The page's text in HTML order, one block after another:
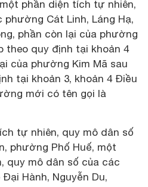
phần diện tích tự nhiên,
Cát Linh, Láng Hạ,
phần còn lại của phường
theo quy định tại khoản 4
của phường Kim Mã sau
tại khoản 3, khoản 4 Điều
mới có tên gọi là
tự nhiên, quy mô dân số
phường Phố Huế, một
quy mô dân số của các
Hành, Nguyễn Du,